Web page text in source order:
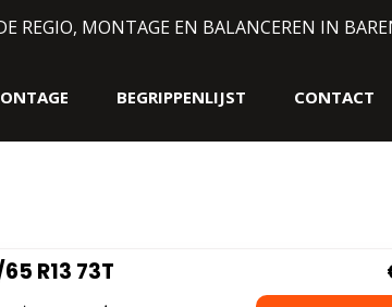
REGIO, MONTAGE EN BALANCEREN IN
BEGRIPPENLIJST CONTACT
op
R13 73T